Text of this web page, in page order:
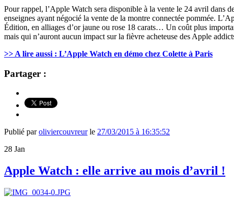
Pour rappel, l’Apple Watch sera disponible à la vente le 24 avril dans
enseignes ayant négocié la vente de la montre connectée pommée.
Édition, en alliages d’or jaune ou rose 18 carats… Un coût plus
mais qui n’auront aucun impact sur la fièvre acheteuse des Apple
>> A lire aussi : L’Apple Watch en démo chez Colette à Paris
Partager :
Publié paroliviercouvreurle 27/03/2015 à 16:35:52
28 Jan
Apple Watch : elle arrive au mois d’avril !